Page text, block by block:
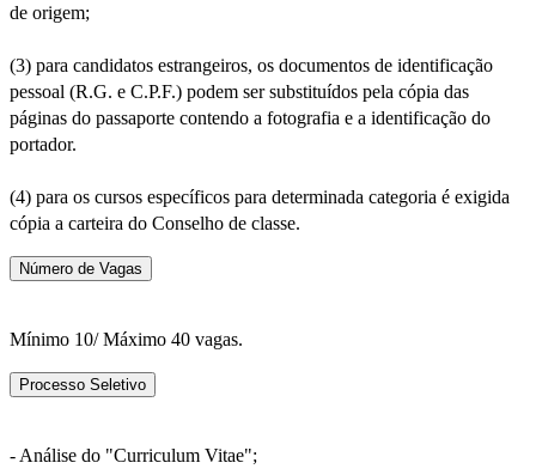
de origem;
(3) para candidatos estrangeiros, os documentos de identificação
pessoal (R.G. e C.P.F.) podem ser substituídos pela cópia das
páginas do passaporte contendo a fotografia e a identificação do
portador.
(4) para os cursos específicos para determinada categoria é exigida
cópia a carteira do Conselho de classe.
Número de Vagas
Mínimo 10/ Máximo 40 vagas.
Processo Seletivo
- Análise do "Curriculum Vitae";